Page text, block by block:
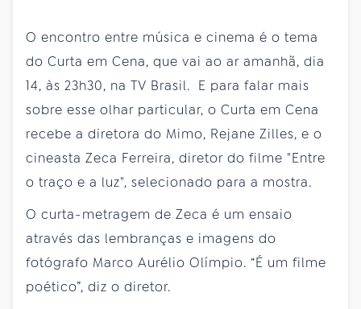
O encontro entre música e cinema é o tema
do Curta em Cena, que vai ao ar amanhã, dia
14, às 23h30, na TV Brasil. E para falar mais
sobre esse olhar particular, o Curta em Cena
recebe a diretora do Mimo, Rejane Zilles, e o
cineasta Zeca Ferreira, diretor do filme "Entre
o traço e a luz", selecionado para a mostra.
O curta-metragem de Zeca é um ensaio
através das lembranças e imagens do
fotógrafo Marco Aurélio Olímpio. “É um filme
poético”, diz o diretor.